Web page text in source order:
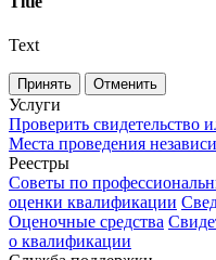
Text
Принять Отменить
Услуги
Проверить свидетельство
Места проведения
Реестры
Советы по
оценки квалификации
Оценочные средства
о квалификации